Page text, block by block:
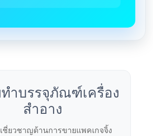
ำบรรจุภัณฑ์เครื่อง
สำอาง
ชี่ยวชาญด้านการขายแพคเกจจิ้ง